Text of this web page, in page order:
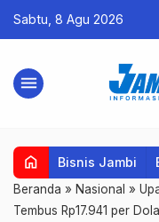
Sabtu, 8 Agu 2026
menu
home Bisnis Jambi
Beranda » Nasional »
Tembus Rp17.941 per